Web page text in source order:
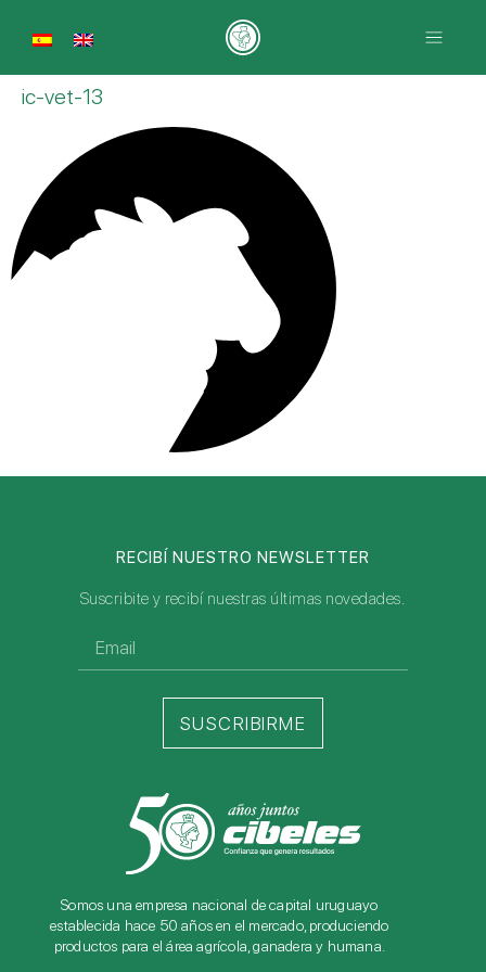
ic-vet-13
Somos una empresa nacional de capital uruguayo
establecida hace 50 años en el mercado, produciendo
productos para el área agrícola, ganadera y humana.
RECIBÍ NUESTRO NEWSLETTER
Suscribite y recibí nuestras últimas novedades.
SUSCRIBIRME